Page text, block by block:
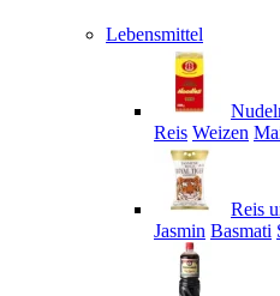
Lebensmittel
Reis Weizen
Reis
Jasmin Basmati